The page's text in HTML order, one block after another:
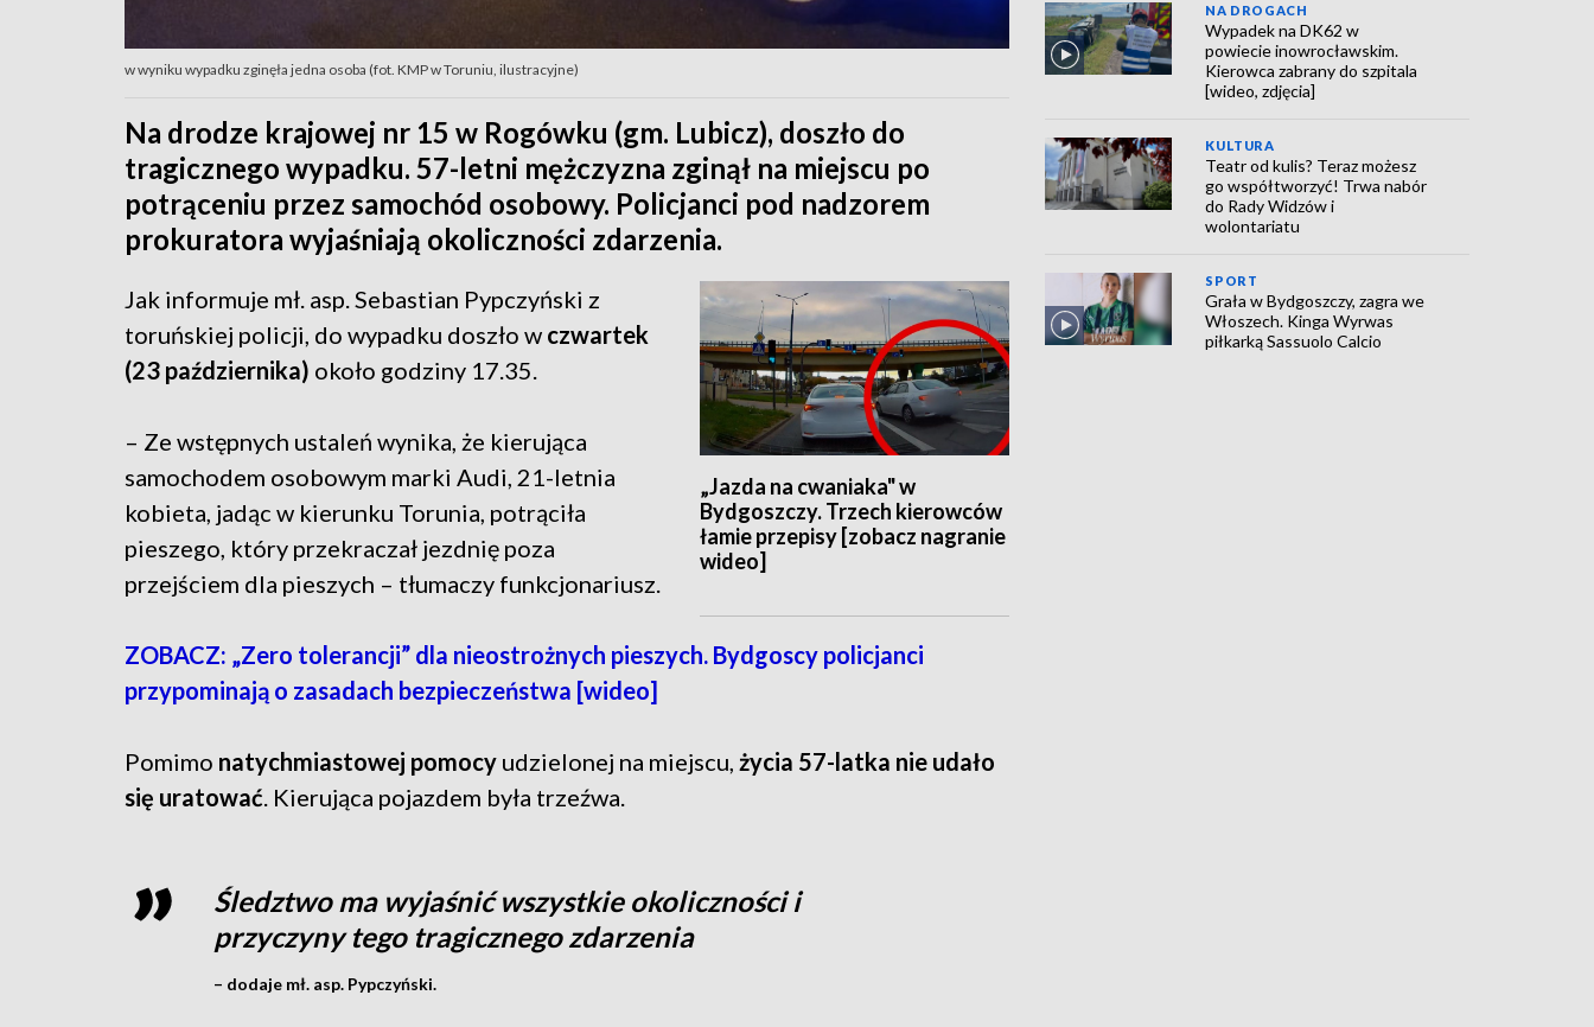
w wyniku wypadku zginęła jedna osoba (fot. KMP w Toruniu, ilustracyjne)
Na drodze krajowej nr 15 w Rogówku (gm. Lubicz), doszło do
tragicznego wypadku. 57-letni mężczyzna zginął na miejscu po
potrąceniu przez samochód osobowy. Policjanci pod nadzorem
prokuratora wyjaśniają okoliczności zdarzenia.
„Jazda na cwaniaka" w
Bydgoszczy. Trzech kierowców
łamie przepisy [zobacz nagranie
wideo]
Jak informuje mł. asp. Sebastian Pypczyński z
toruńskiej policji, do wypadku doszło w czwartek
(23 października) około godziny 17.35.
– Ze wstępnych ustaleń wynika, że kierująca
samochodem osobowym marki Audi, 21-letnia
kobieta, jadąc w kierunku Torunia, potrąciła
pieszego, który przekraczał jezdnię poza
przejściem dla pieszych – tłumaczy funkcjonariusz.
ZOBACZ: „Zero tolerancji” dla nieostrożnych pieszych. Bydgoscy policjanci
przypominają o zasadach bezpieczeństwa [wideo]
Pomimo natychmiastowej pomocy udzielonej na miejscu, życia 57-latka nie udało
się uratować. Kierująca pojazdem była trzeźwa.
Śledztwo ma wyjaśnić wszystkie okoliczności i
przyczyny tego tragicznego zdarzenia
– dodaje mł. asp. Pypczyński.
NA DROGACH
Wypadek na DK62 w
powiecie inowrocławskim.
Kierowca zabrany do szpitala
[wideo, zdjęcia]
KULTURA
Teatr od kulis? Teraz możesz
go współtworzyć! Trwa nabór
do Rady Widzów i
wolontariatu
SPORT
Grała w Bydgoszczy, zagra we
Włoszech. Kinga Wyrwas
piłkarką Sassuolo Calcio